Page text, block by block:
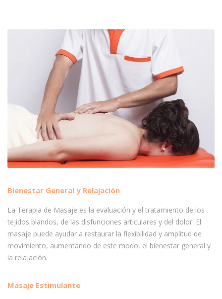
Bienestar General y Relajación
La Terapia de Masaje es la evaluación y el tratamiento de los
tejidos blandos, de las disfunciones articulares y del dolor. El
masaje puede ayudar a restaurar la flexibilidad y amplitud de
movimiento, aumentando de este modo, el bienestar general y
la relajación.
Masaje Estimulante